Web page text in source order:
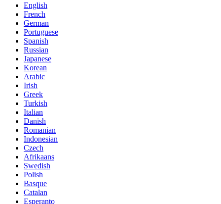
English
French
German
Portuguese
Spanish
Russian
Japanese
Korean
Arabic
Irish
Greek
Turkish
Italian
Danish
Romanian
Indonesian
Czech
Afrikaans
Swedish
Polish
Basque
Catalan
Esperanto